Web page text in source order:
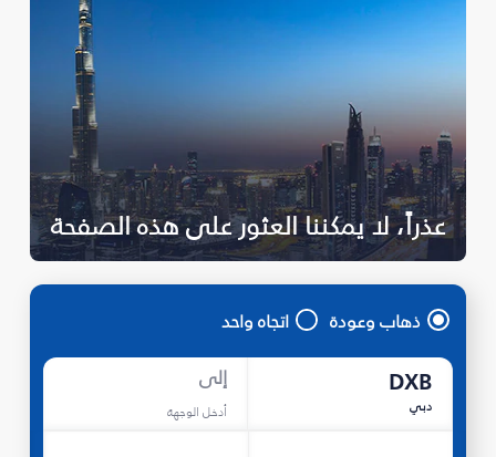
عذراً، لا يمكننا العثور على هذه الصفحة
ذهاب وعودة اتجاه واحد
DXB
دبي
إلى
أدخل الوجهة